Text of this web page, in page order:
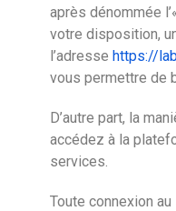
après dénommée
votre disposition,
l’adresse https://
vous permettre de
D’autre part, la
accédez à la
services.
Toute connexion